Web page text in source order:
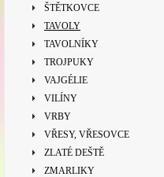
ŠTĚTKOVCE
TAVOLY
TAVOLNÍKY
TROJPUKY
VAJGÉLIE
VILÍNY
VRBY
VŘESY, VŘESOVCE
ZLATÉ DEŠTĚ
ZMARLIKY